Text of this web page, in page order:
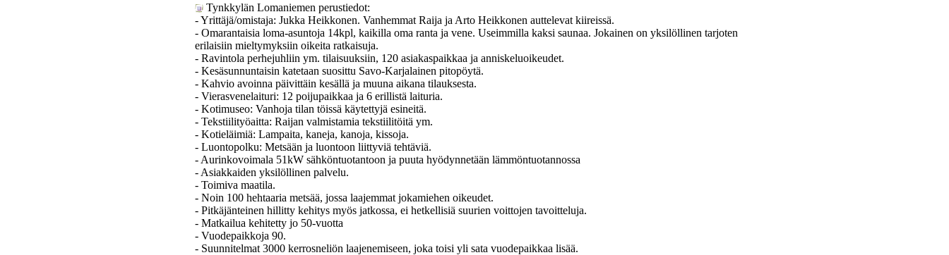
Tynkkylän Lomaniemen perustiedot:
- Yrittäjä/omistaja: Jukka Heikkonen. Vanhemmat Raija ja Arto Heikkonen auttelevat kiireissä.
- Omarantaisia loma-asuntoja 14kpl, kaikilla oma ranta ja vene. Useimmilla kaksi saunaa. Jokainen on yksilöllinen tarjoten
erilaisiin mieltymyksiin oikeita ratkaisuja.
- Ravintola perhejuhliin ym. tilaisuuksiin, 120 asiakaspaikkaa ja anniskeluoikeudet.
- Kesäsunnuntaisin katetaan suosittu Savo-Karjalainen pitopöytä.
- Kahvio avoinna päivittäin kesällä ja muuna aikana tilauksesta.
- Vierasvenelaituri: 12 poijupaikkaa ja 6 erillistä laituria.
- Kotimuseo: Vanhoja tilan töissä käytettyjä esineitä.
- Tekstiilityöaitta: Raijan valmistamia tekstiilitöitä ym.
- Kotieläimiä: Lampaita, kaneja, kanoja, kissoja.
- Luontopolku: Metsään ja luontoon liittyviä tehtäviä.
- Aurinkovoimala 51kW sähköntuotantoon ja puuta hyödynnetään lämmöntuotannossa
- Asiakkaiden yksilöllinen palvelu.
- Toimiva maatila.
- Noin 100 hehtaaria metsää, jossa laajemmat jokamiehen oikeudet.
- Pitkäjänteinen hillitty kehitys myös jatkossa, ei hetkellisiä suurien voittojen tavoitteluja.
- Matkailua kehitetty jo 50-vuotta
- Vuodepaikkoja 90.
- Suunnitelmat 3000 kerrosneliön laajenemiseen, joka toisi yli sata vuodepaikkaa lisää.